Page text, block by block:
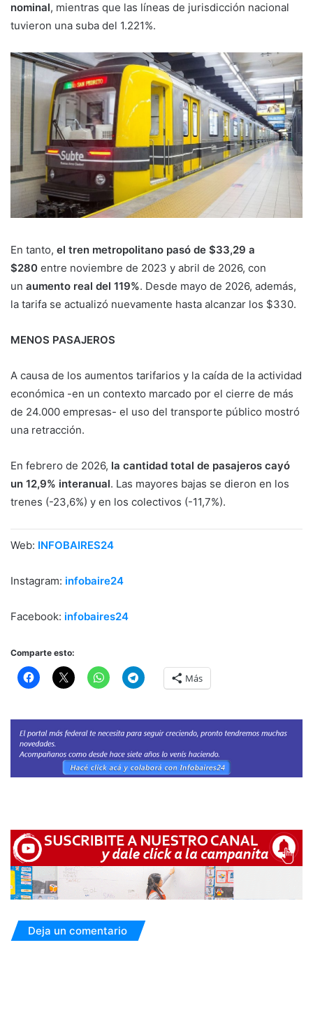
nominal, mientras que las líneas de jurisdicción nacional
tuvieron una suba del 1.221%.
En tanto, el tren metropolitano pasó de $33,29 a
$280 entre noviembre de 2023 y abril de 2026, con
un aumento real del 119%. Desde mayo de 2026, además,
la tarifa se actualizó nuevamente hasta alcanzar los $330.
MENOS PASAJEROS
A causa de los aumentos tarifarios y la caída de la actividad
económica -en un contexto marcado por el cierre de más
de 24.000 empresas- el uso del transporte público mostró
una retracción.
En febrero de 2026, la cantidad total de pasajeros cayó
un 12,9% interanual. Las mayores bajas se dieron en los
trenes (-23,6%) y en los colectivos (-11,7%).
Web: INFOBAIRES24
Instagram: infobaire24
Facebook: infobaires24
Comparte esto:
Más
Deja un comentario